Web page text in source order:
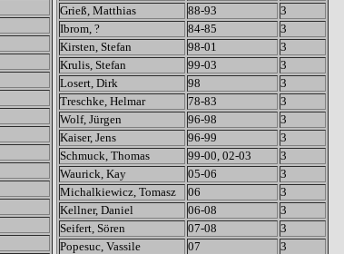
Grieß, Matthias
88-93
3
Ibrom, ?
84-85
3
Kirsten, Stefan
98-01
3
Krulis, Stefan
99-03
3
Losert, Dirk
98
3
Treschke, Helmar
78-83
3
Wolf, Jürgen
96-98
3
Kaiser, Jens
96-99
3
Schmuck, Thomas
99-00, 02-03
3
Waurick, Kay
05-06
3
Michalkiewicz, Tomasz
06
3
Kellner, Daniel
06-08
3
Seifert, Sören
07-08
3
Popesuc, Vassile
07
3